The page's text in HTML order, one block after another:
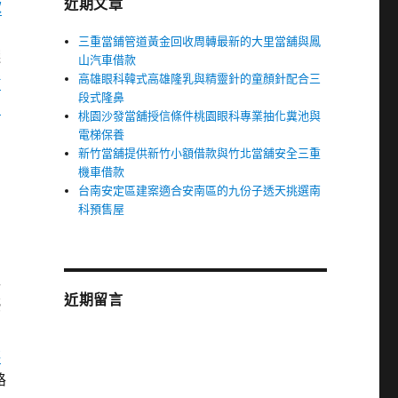
近期文章
三重當鋪管道黃金回收周轉最新的大里當舖與鳳
山汽車借款
高雄眼科韓式高雄隆乳與精靈針的童顏針配合三
段式隆鼻
桃園沙發當舖授信條件桃園眼科專業抽化糞池與
電梯保養
新竹當舖提供新竹小額借款與竹北當舖安全三重
機車借款
台南安定區建案適合安南區的九份子透天挑選南
科預售屋
近期留言